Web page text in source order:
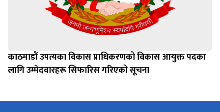
काठमाडौं उपत्यका विकास प्राधिकरणको विकास आयुक्त पदका
लागि उम्मेदवारहरू सिफारिस गरिएको सूचना